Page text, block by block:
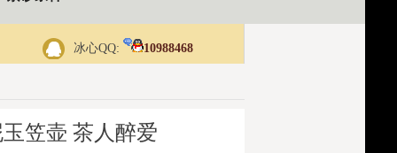
冰心QQ: 10988468
笠壶 茶人醉爱